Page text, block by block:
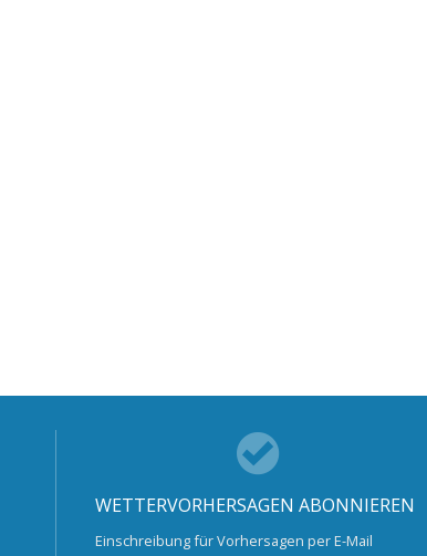
WETTERVORHERSAGEN ABONNIEREN
Einschreibung für Vorhersagen per E-Mail